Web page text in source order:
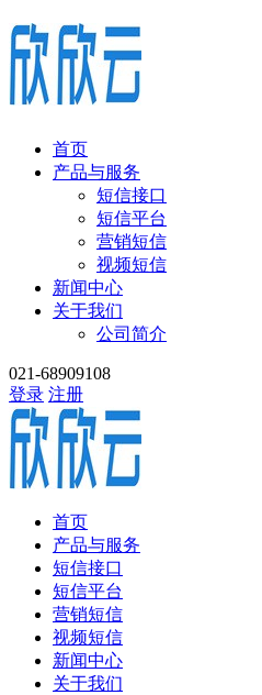
首页
产品与服务
短信接口
短信平台
营销短信
视频短信
新闻中心
关于我们
公司简介
021-68909108
登录 注册
首页
产品与服务
短信接口
短信平台
营销短信
视频短信
新闻中心
关于我们